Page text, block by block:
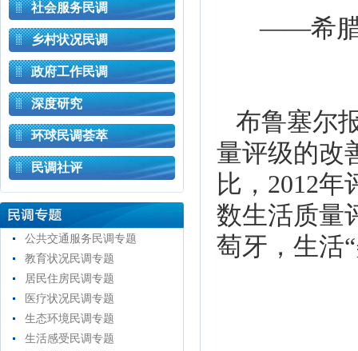
社会服务民调
乡村状况民调
政府工作民调
深度研究
环球民调荟萃
民调社评
公共交通服务民调专题
教育状况民调专题
居民住房民调专题
医疗状况民调专题
生态环境民调专题
生活感受民调专题
——希腊
布鲁塞尔
量评级的改
比，2012
数生活质量
萄牙，生活